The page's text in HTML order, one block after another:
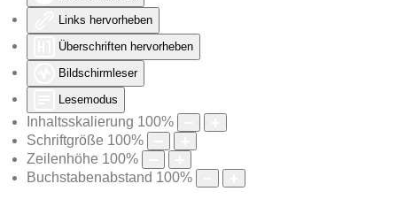
Links hervorheben
Überschriften hervorheben
Bildschirmleser
Lesemodus
Inhaltsskalierung 100%
Schriftgröße 100%
Zeilenhöhe 100%
Buchstabenabstand 100%